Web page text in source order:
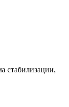
стабилизации,